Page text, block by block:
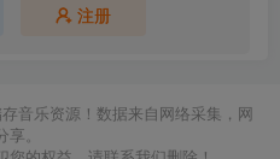
注册
音乐资源！数据来自网络采集，网
。